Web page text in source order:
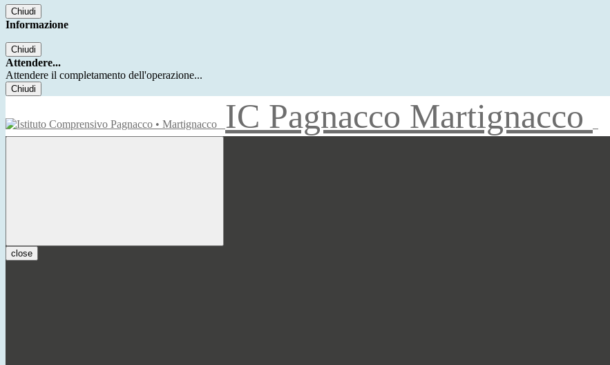
Chiudi
Informazione
Chiudi
Attendere...
Attendere il completamento dell'operazione...
Chiudi
IC Pagnacco Martignacco
close